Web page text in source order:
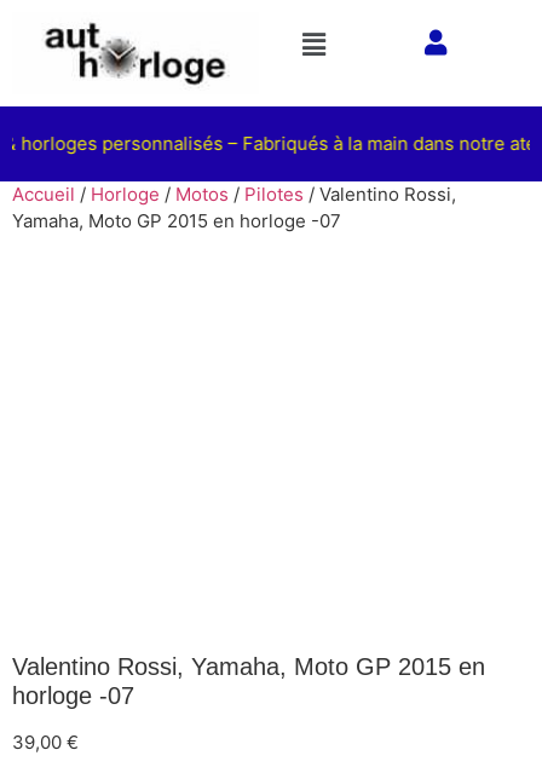
personnalisés – Fabriqués à la main dans notre
Accueil / Horloge / Motos / Pilotes / Valentino Rossi,
Yamaha, Moto GP 2015 en horloge -07
Valentino Rossi, Yamaha, Moto GP 2015 en
horloge -07
39,00 €